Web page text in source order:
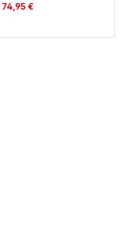
74,95 €